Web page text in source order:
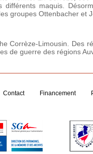
différents maquis.
groupes Ottenbacher et
Corrèze-Limousin. Des
de guerre des régions
Contact Financement